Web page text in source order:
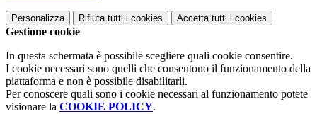
Personalizza Rifiuta tutti i cookies Accetta tutti i cookies
Gestione cookie
In questa schermata è possibile scegliere quali cookie consentire.
I cookie necessari sono quelli che consentono il funzionamento della
piattaforma e non è possibile disabilitarli.
Per conoscere quali sono i cookie necessari al funzionamento potete
visionare la COOKIE POLICY.